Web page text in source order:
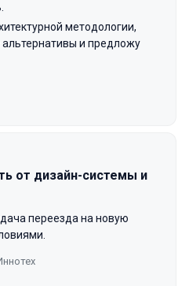
методологии,
и предложу
от дизайн-системы и
переезда на новую